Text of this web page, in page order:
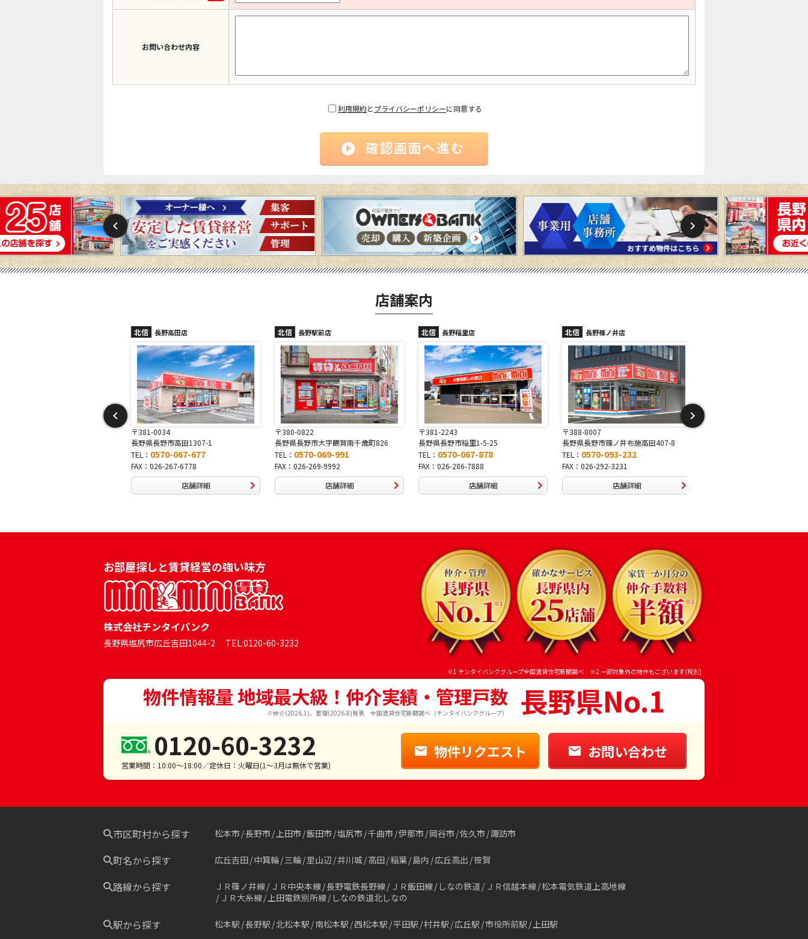
お問い合わせ内容
利用規約とプライバシーポリシーに同意する
店舗案内
北信 長野高田店
〒381-0034
長野県長野市高田1307-1
TEL： 0570-067-677
FAX：026-267-6778
店舗詳細
北信 長野駅前店
〒380-0822
長野県長野市大字鶴賀南千歳町826
TEL： 0570-069-991
FAX：026-269-9992
店舗詳細
北信 長野稲里店
〒381-2243
長野県長野市稲里1-5-25
TEL： 0570-067-878
FAX：026-286-7888
店舗詳細
北信 長野篠ノ井店
〒388-8007
長野県長野市篠ノ井布施高田407-8
TEL： 0570-093-232
FAX：026-292-3231
店舗詳細
お部屋探しと賃貸経営の強い味方
株式会社チンタイバンク
長野県塩尻市広丘吉田1044-2 TEL:0120-60-3232
※1 チンタイバンクグループ全国賃貸住宅新聞調べ ※2 一部対象外の物件もございます(税別)
物件情報量 地域最大級！仲介実績・管理戸数
※仲介(2026.1)、管理(2026.8)発表 全国賃貸住宅新聞調べ（チンタイバンクグループ） 長野県No.1
0120-60-3232
営業時間：10:00～18:00／定休日：火曜日(1～3月は無休で営業)
物件リクエスト お問い合わせ
市区町村から探す 松本市 長野市 上田市 飯田市 塩尻市 千曲市 伊那市 岡谷市 佐久市 諏訪市
町名から探す 広丘吉田 中箕輪 三輪 里山辺 井川城 高田 稲葉 島内 広丘高出 笹賀
路線から探す ＪＲ篠ノ井線 ＪＲ中央本線 長野電鉄長野線 ＪＲ飯田線 しなの鉄道 ＪＲ信越本線 松本電気鉄道上高地線
ＪＲ大糸線 上田電鉄別所線 しなの鉄道北しなの
駅から探す 松本駅 長野駅 北松本駅 南松本駅 西松本駅 平田駅 村井駅 広丘駅 市役所前駅 上田駅